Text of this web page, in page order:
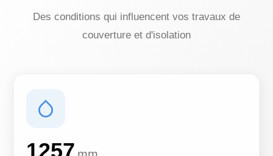
Des conditions qui influencent vos travaux de
couverture et d'isolation
1257